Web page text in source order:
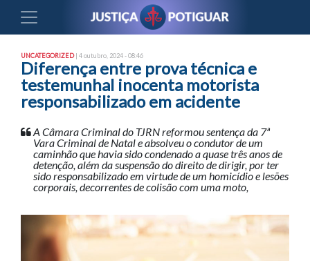
UNCATEGORIZED| 4 outubro, 2024 - 08:46
Diferença entre prova técnica e
testemunhal inocenta motorista
responsabilizado em acidente
A Câmara Criminal do TJRN reformou sentença da 7ª
Vara Criminal de Natal e absolveu o condutor de um
caminhão que havia sido condenado a quase três anos de
detenção, além da suspensão do direito de dirigir, por ter
sido responsabilizado em virtude de um homicídio e lesões
corporais, decorrentes de colisão com uma moto,